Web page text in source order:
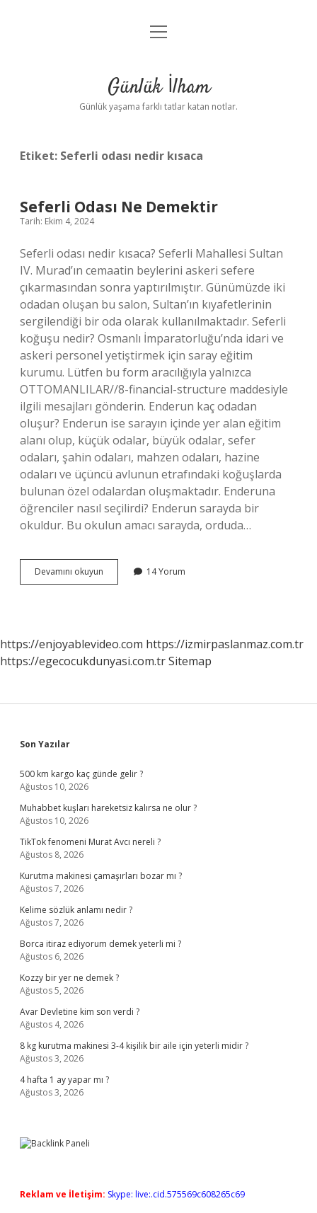
Anasayfa
Yasal Uyarı
menüyü
Günlük İlham
Günlük yaşama farklı tatlar katan notlar.
Etiket: Seferli odası nedir kısaca
Seferli Odası Ne Demektir
Tarih: Ekim 4, 2024
Seferli odası nedir kısaca? Seferli Mahallesi Sultan
IV. Murad’ın cemaatin beylerini askeri sefere
çıkarmasından sonra yaptırılmıştır. Günümüzde iki
odadan oluşan bu salon, Sultan’ın kıyafetlerinin
sergilendiği bir oda olarak kullanılmaktadır. Seferli
koğuşu nedir? Osmanlı İmparatorluğu’nda idari ve
askeri personel yetiştirmek için saray eğitim
kurumu. Lütfen bu form aracılığıyla yalnızca
OTTOMANLILAR//8-financial-structure maddesiyle
ilgili mesajları gönderin. Enderun kaç odadan
oluşur? Enderun ise sarayın içinde yer alan eğitim
alanı olup, küçük odalar, büyük odalar, sefer
odaları, şahin odaları, mahzen odaları, hazine
odaları ve üçüncü avlunun etrafındaki koğuşlarda
bulunan özel odalardan oluşmaktadır. Enderuna
öğrenciler nasıl seçilirdi? Enderun sarayda bir
okuldur. Bu okulun amacı sarayda, orduda…
Devamını okuyun
Odası
14 Yorum
https://enjoyablevideo.com https://izmirpaslanmaz.com.tr
https://egecocukdunyasi.com.trSitemap
Sidebar
Son Yazılar
500 km kargo kaç günde gelir ?
Ağustos 10, 2026
Muhabbet kuşları hareketsiz kalırsa ne olur ?
Ağustos 10, 2026
TikTok fenomeni Murat Avcı nereli ?
Ağustos 8, 2026
Kurutma makinesi çamaşırları bozar mı ?
Ağustos 7, 2026
Kelime sözlük anlamı nedir ?
Ağustos 7, 2026
Borca itiraz ediyorum demek yeterli mi ?
Ağustos 6, 2026
Kozzy bir yer ne demek ?
Ağustos 5, 2026
Avar Devletine kim son verdi ?
Ağustos 4, 2026
8 kg kurutma makinesi 3-4 kişilik bir aile için yeterli midir ?
Ağustos 3, 2026
4 hafta 1 ay yapar mı ?
Ağustos 3, 2026
Reklam ve İletişim: Skype: live:.cid.575569c608265c69